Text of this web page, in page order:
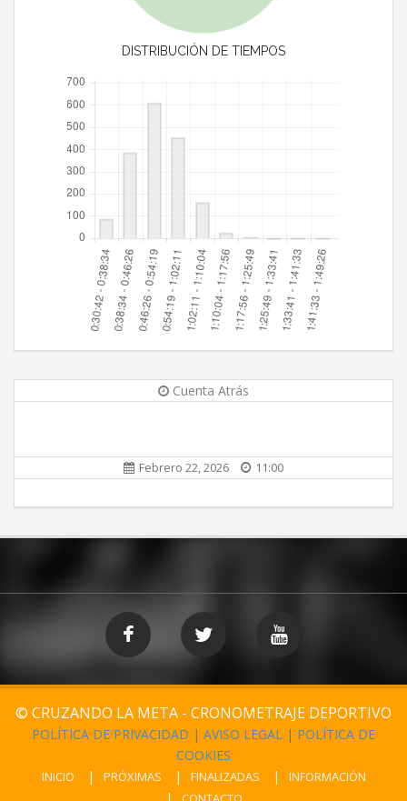
DISTRIBUCIÓN DE TIEMPOS
Cuenta Atrás
Febrero 22, 2026 11:00
© CRUZANDO LA META - CRONOMETRAJE DEPORTIVO
POLÍTICA DE PRIVACIDAD | AVISO LEGAL | POLÍTICA DE
COOKIES
INICIO PRÓXIMAS FINALIZADAS
INFORMACIÓN